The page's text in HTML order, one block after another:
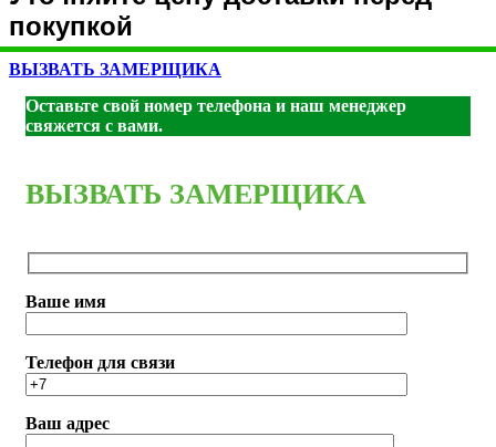
покупкой
ВЫЗВАТЬ ЗАМЕРЩИКА
Оставьте свой номер телефона и наш менеджер
свяжется с вами.
ВЫЗВАТЬ ЗАМЕРЩИКА
Ваше имя
Телефон для связи
Ваш адрес